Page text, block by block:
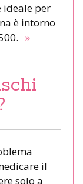
ideale per
è intorno
»
il
solo a